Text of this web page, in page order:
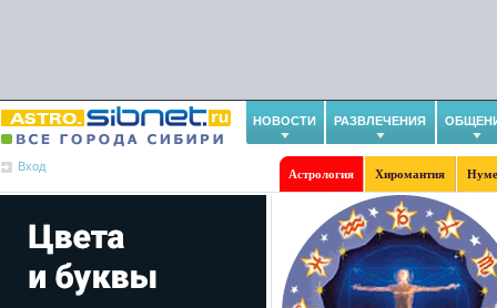
НОВОСТИ РАЗВЛЕЧЕНИЯ
Вход
Астрология Хиромантия